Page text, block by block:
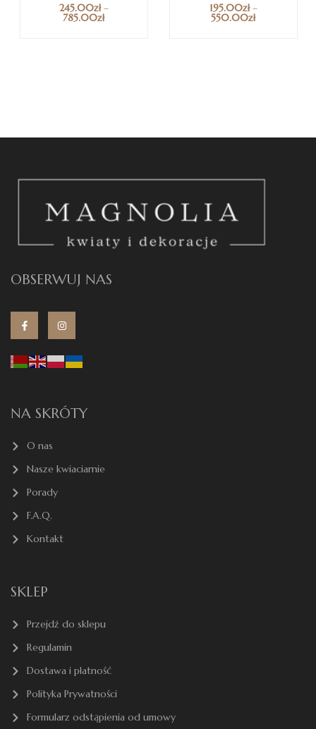
245.00zł–
785.00zł
195.00zł–
550.00zł
OBSERWUJ NAS
NA SKRÓTY
O nas
Nasze kwiaciarnie
Porady
F.A.Q.
Kontakt
SKLEP
Przejdź do sklepu
Regulamin
Dostawa i płatność
Polityka Prywatności
Formularz odstąpienia od umowy